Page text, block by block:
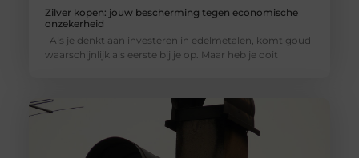
Zilver kopen: jouw bescherming tegen economische
onzekerheid
Als je denkt aan investeren in edelmetalen, komt goud
waarschijnlijk als eerste bij je op. Maar heb je ooit